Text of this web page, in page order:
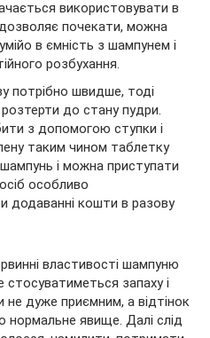
використовувати в
почекати, можна
в ємність з шампунем і
розбухання.
потрібно швидше, тоді
до стану пудри.
з допомогою ступки і
таким чином таблетку
і можна приступати
особливо
додаванні кошти в разову
властивості шампуню
стосуватиметься запаху і
дуже приємним, а відтінок
нормальне явище. Далі слід